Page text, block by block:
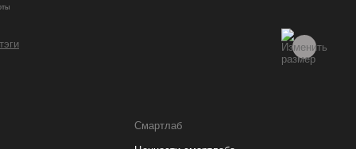
Смартлаб